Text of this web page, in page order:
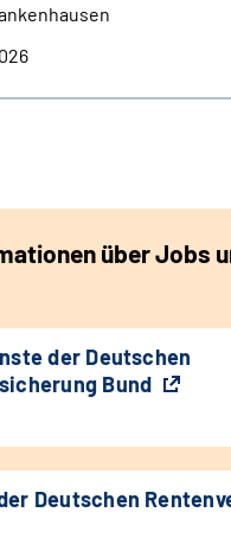
über Jobs
der Deutschen
Bund
Deutschen